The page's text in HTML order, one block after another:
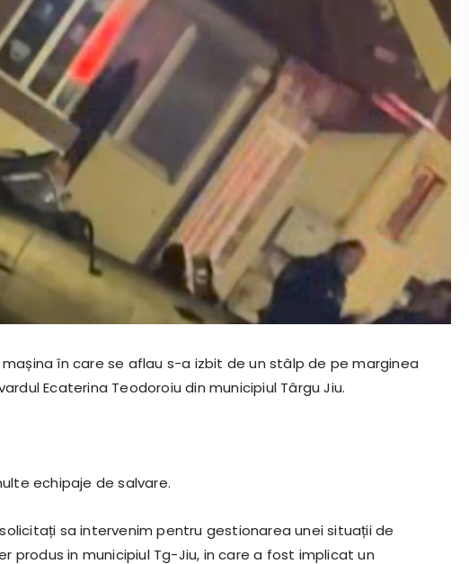
în care se aflau s-a izbit de un stâlp de pe marginea
Ecaterina Teodoroiu din municipiul Târgu Jiu.
echipaje de salvare.
sa intervenim pentru gestionarea unei situații de
produs in municipiul Tg-Jiu, in care a fost implicat un